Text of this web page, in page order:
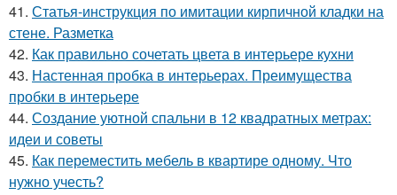
41. Статья-инструкция по имитации кирпичной кладки на
стене. Разметка
42. Как правильно сочетать цвета в интерьере кухни
43. Настенная пробка в интерьерах. Преимущества
пробки в интерьере
44. Создание уютной спальни в 12 квадратных метрах:
идеи и советы
45. Как переместить мебель в квартире одному. Что
нужно учесть?